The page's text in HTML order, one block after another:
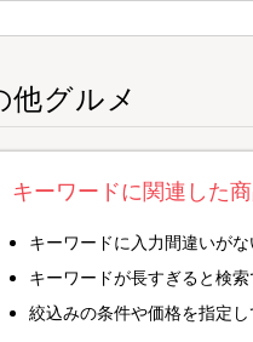
他グルメ
キーワードに関連した
キーワードに入力間違いがな
キーワードが長すぎると検
絞込みの条件や価格を指定